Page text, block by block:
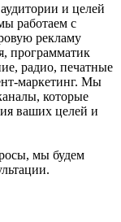
и целей
работаем с
рекламу
программатик
радио, печатные
маркетинг. Мы
которые
ваших целей и
мы будем